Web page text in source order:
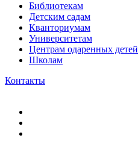
Библиотекам
Детским садам
Кванториумам
Университетам
Центрам одаренных детей
Школам
Контакты